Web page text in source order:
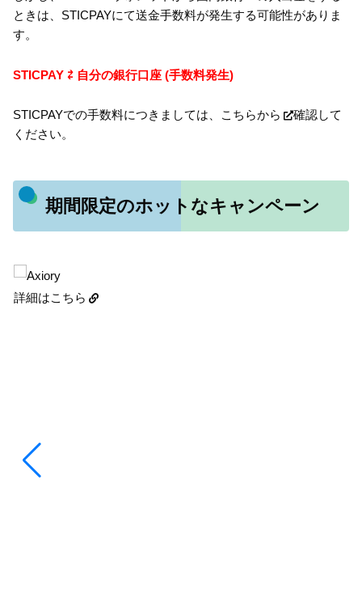
ときは、STICPAYにて送金手数料が発生する可能性がありま
す。
STICPAY ⇄ 自分の銀行口座 (手数料発生)
STICPAYでの手数料につきましては、 こちらから
確認して
ください。
期間限定のホットなキャンペーン
詳細はこちら